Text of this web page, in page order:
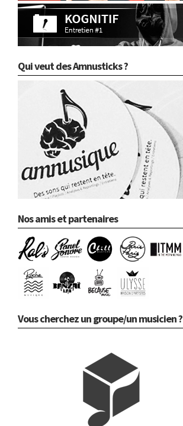
Qui veut des Amnusticks ?
Nos amis et partenaires
Vous cherchez un groupe/un musicien ?